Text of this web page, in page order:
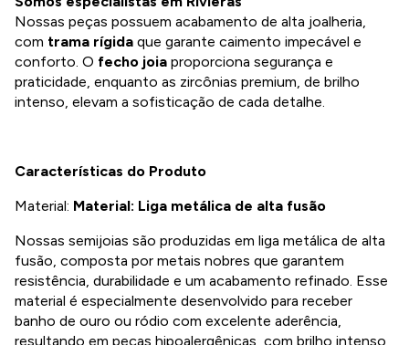
Nossas peças possuem acabamento de alta joalheria,
com trama rígida que garante caimento impecável e
conforto. O fecho joia proporciona segurança e
praticidade, enquanto as zircônias premium, de brilho
intenso, elevam a sofisticação de cada detalhe.
Características do Produto
Material: Material: Liga metálica de alta fusão
Nossas semijoias são produzidas em liga metálica de alta
fusão, composta por metais nobres que garantem
resistência, durabilidade e um acabamento refinado. Esse
material é especialmente desenvolvido para receber
banho de ouro ou ródio com excelente aderência,
resultando em peças hipoalergênicas, com brilho intenso